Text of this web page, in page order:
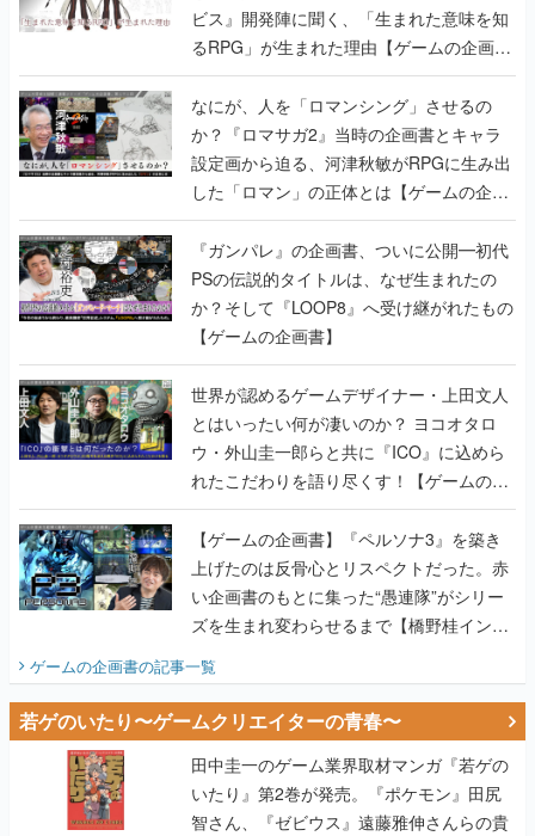
ビス』開発陣に聞く、「生まれた意味を知
るRPG」が生まれた理由【ゲームの企画
書】
なにが、人を「ロマンシング」させるの
か？『ロマサガ2』当時の企画書とキャラ
設定画から迫る、河津秋敏がRPGに生み出
した「ロマン」の正体とは【ゲームの企画
書】
『ガンパレ』の企画書、ついに公開━初代
PSの伝説的タイトルは、なぜ生まれたの
か？そして『LOOP8』へ受け継がれたもの
【ゲームの企画書】
世界が認めるゲームデザイナー・上田文人
とはいったい何が凄いのか？ ヨコオタロ
ウ・外山圭一郎らと共に『ICO』に込めら
れたこだわりを語り尽くす！【ゲームの企
画書】
【ゲームの企画書】『ペルソナ3』を築き
上げたのは反骨心とリスペクトだった。赤
い企画書のもとに集った“愚連隊”がシリー
ズを生まれ変わらせるまで【橋野桂インタ
ゲームの企画書の記事一覧
若ゲのいたり〜ゲームクリエイターの青春〜
田中圭一のゲーム業界取材マンガ『若ゲの
いたり』第2巻が発売。『ポケモン』田尻
智さん、『ゼビウス』遠藤雅伸さんらの貴